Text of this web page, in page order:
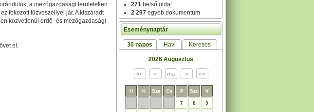
a mezőgazdasági területeken
fokozott tűzveszéllyel jár. A kiszáradt
közvetlenül erdő- és mezőgazdasági
el.
271 belső oldal
2 297 egyéb dokumentum
Eseménynaptár
30 napos Havi Keresés
2026 Augusztus
H K Sze Cs P Szo V
7 8 9